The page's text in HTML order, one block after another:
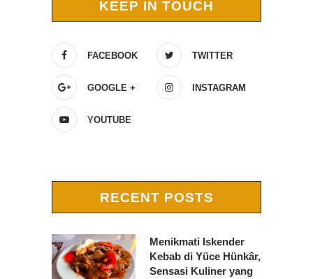
KEEP IN TOUCH
FACEBOOK TWITTER
GOOGLE + INSTAGRAM
YOUTUBE
RECENT POSTS
Menikmati Iskender
Kebab di Yüce Hünkâr,
Sensasi Kuliner yang